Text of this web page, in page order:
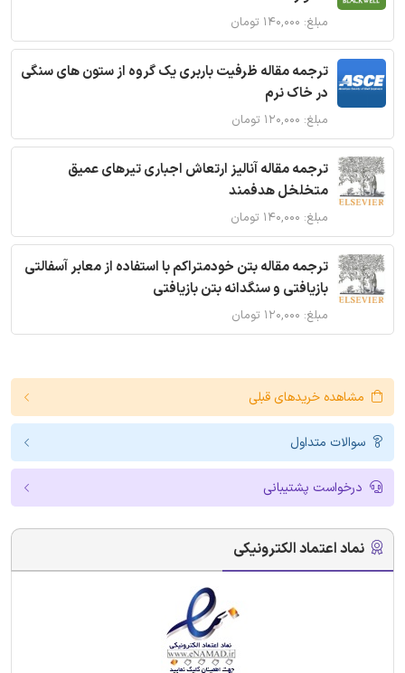
مبلغ: ۱۴۰,۰۰۰ تومان
ترجمه مقاله ظرفیت باربری یک گروه از ستون های سنگی
در خاک نرم
مبلغ: ۱۲۰,۰۰۰ تومان
ترجمه مقاله آنالیز ارتعاش اجباری تیرهای عمیق
متخلخل هدفمند
مبلغ: ۱۴۰,۰۰۰ تومان
ترجمه مقاله بتن خودمتراکم با استفاده از معابر آسفالتی
بازیافتی و سنگدانه بتن بازیافتی
مبلغ: ۱۲۰,۰۰۰ تومان
مشاهده خریدهای قبلی
سوالات متداول
درخواست پشتیبانی
نماد اعتماد الکترونیکی